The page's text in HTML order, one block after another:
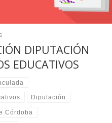
DIPUTACIÓN
EDUCATIVOS
Diputación
Córdoba